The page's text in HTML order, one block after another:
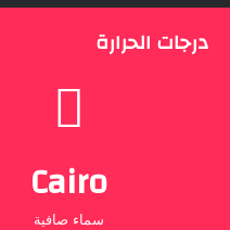
درجات الحرارة
Cairo
سماء صافية